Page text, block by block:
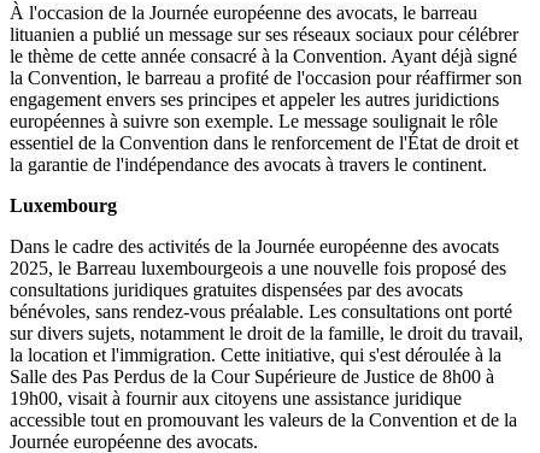
À l'occasion de la Journée européenne des avocats, le barreau
lituanien a publié un message sur ses réseaux sociaux pour célébrer
le thème de cette année consacré à la Convention. Ayant déjà signé
la Convention, le barreau a profité de l'occasion pour réaffirmer son
engagement envers ses principes et appeler les autres juridictions
européennes à suivre son exemple. Le message soulignait le rôle
essentiel de la Convention dans le renforcement de l'État de droit et
la garantie de l'indépendance des avocats à travers le continent.
Luxembourg
Dans le cadre des activités de la Journée européenne des avocats
2025, le Barreau luxembourgeois a une nouvelle fois proposé des
consultations juridiques gratuites dispensées par des avocats
bénévoles, sans rendez-vous préalable. Les consultations ont porté
sur divers sujets, notamment le droit de la famille, le droit du travail,
la location et l'immigration. Cette initiative, qui s'est déroulée à la
Salle des Pas Perdus de la Cour Supérieure de Justice de 8h00 à
19h00, visait à fournir aux citoyens une assistance juridique
accessible tout en promouvant les valeurs de la Convention et de la
Journée européenne des avocats.